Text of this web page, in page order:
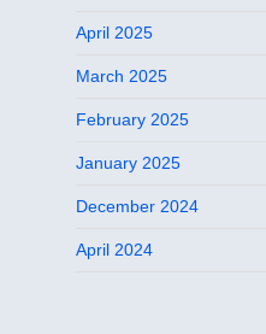
April 2025
March 2025
February 2025
January 2025
December 2024
April 2024